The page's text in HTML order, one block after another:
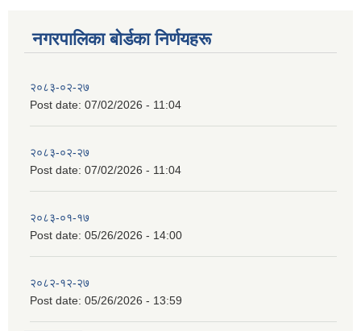
नगरपालिका बाेर्डका निर्णयहरू
२०८३-०२-२७
Post date: 07/02/2026 - 11:04
२०८३-०२-२७
Post date: 07/02/2026 - 11:04
२०८३-०१-१७
Post date: 05/26/2026 - 14:00
२०८२-१२-२७
Post date: 05/26/2026 - 13:59